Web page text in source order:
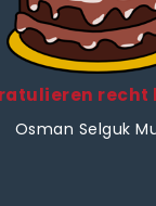
recht
Osman Selguk